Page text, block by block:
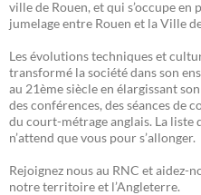
ville de Rouen, et qui s’occupe
jumelage entre Rouen et la Ville
Les évolutions techniques et
transformé la société dans son
au 21ème siècle en élargissant
des conférences, des séances de
du court-métrage anglais. La liste
n’attend que vous pour s’allonger.
Rejoignez nous au RNC et aidez-
notre territoire et l’Angleterre.